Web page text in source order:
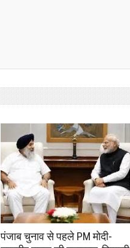
पंजाब चुनाव से पहले PM मोदी-